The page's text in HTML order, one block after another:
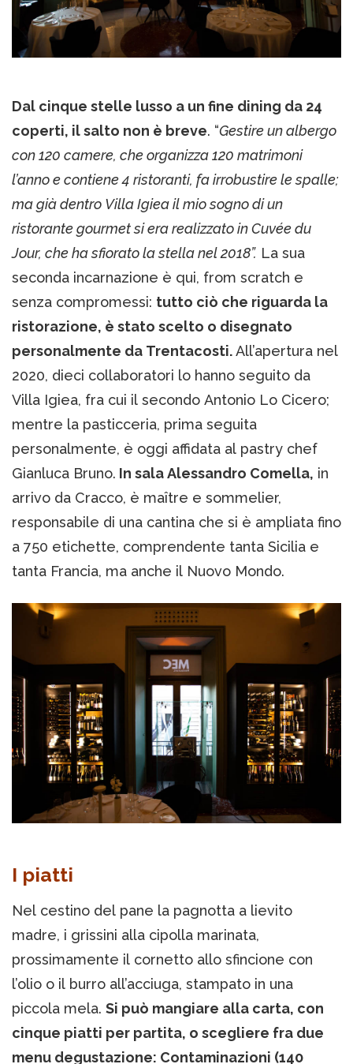
Dal cinque stelle lusso a un fine dining da 24
coperti, il salto non è breve. “Gestire un albergo
con 120 camere, che organizza 120 matrimoni
l’anno e contiene 4 ristoranti, fa irrobustire le spalle;
ma già dentro Villa Igiea il mio sogno di un
ristorante gourmet si era realizzato in Cuvée du
Jour, che ha sfiorato la stella nel 2018”. La sua
seconda incarnazione è qui, from scratch e
senza compromessi: tutto ciò che riguarda la
ristorazione, è stato scelto o disegnato
personalmente da Trentacosti.All’apertura nel
2020, dieci collaboratori lo hanno seguito da
Villa Igiea, fra cui il secondo Antonio Lo Cicero;
mentre la pasticceria, prima seguita
personalmente, è oggi affidata al pastry chef
Gianluca Bruno. In sala Alessandro Comella, in
arrivo da Cracco, è maître e sommelier,
responsabile di una cantina che si è ampliata fino
a 750 etichette, comprendente tanta Sicilia e
tanta Francia, ma anche il Nuovo Mondo.
I piatti
Nel cestino del pane la pagnotta a lievito
madre, i grissini alla cipolla marinata,
prossimamente il cornetto allo sfincione con
l’olio o il burro all’acciuga, stampato in una
piccola mela. Si può mangiare alla carta, con
cinque piatti per partita, o scegliere fra due
menu degustazione: Contaminazioni (140